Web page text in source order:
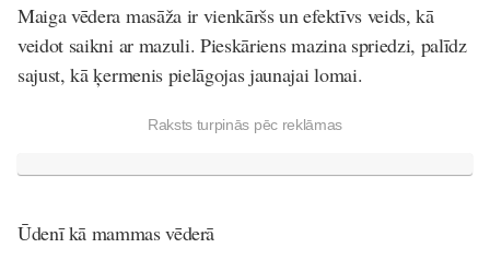
Maiga vēdera masāža ir vienkāršs un efektīvs veids, kā
veidot saikni ar mazuli. Pieskāriens mazina spriedzi, palīdz
sajust, kā ķermenis pielāgojas jaunajai lomai.
Raksts turpinās pēc reklāmas
Ūdenī kā mammas vēderā